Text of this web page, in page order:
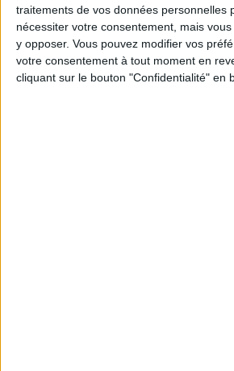
traitements de vos données personnelles
nécessiter votre consentement, mais
y opposer. Vous pouvez modifier vos
votre consentement à tout moment en
cliquant sur le bouton "Confidentialité" en
CHAMBELLAND, THE 100% GLUTEN-